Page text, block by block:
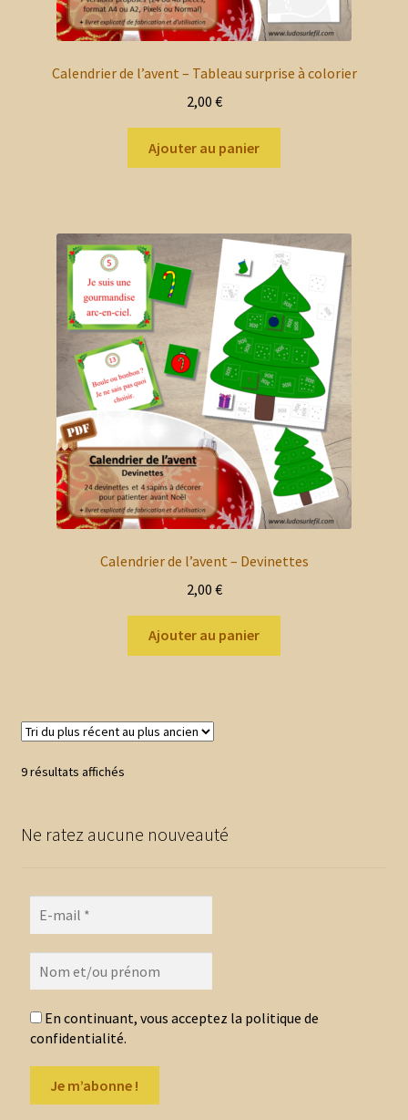
Calendrier de l’avent – Tableau surprise à colorier
2,00 €
Ajouter au panier
Calendrier de l’avent – Devinettes
2,00 €
Ajouter au panier
9 résultats affichésTrié
récent
Ne ratez aucune nouveauté
En continuant, vous acceptez la politique de
confidentialité.